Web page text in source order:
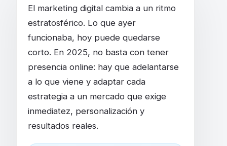
El marketing digital cambia a un ritmo
estratosférico. Lo que ayer
funcionaba, hoy puede quedarse
corto. En 2025, no basta con tener
presencia online: hay que adelantarse
a lo que viene y adaptar cada
estrategia a un mercado que exige
inmediatez, personalización y
resultados reales.